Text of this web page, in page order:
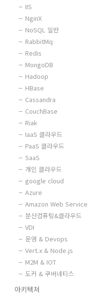
IIS
NginX
NoSQL 일반
RabbitMq
Redis
MongoDB
Hadoop
HBase
Cassandra
CouchBase
Riak
IaaS 클라우드
PaaS 클라우드
SaaS
개인 클라우드
google cloud
Azure
Amazon Web Service
분산컴퓨팅&클라우드
VDI
운영 & Devops
Vert.x & Node.js
M2M & IOT
도커 & 쿠버네티스
아키텍쳐